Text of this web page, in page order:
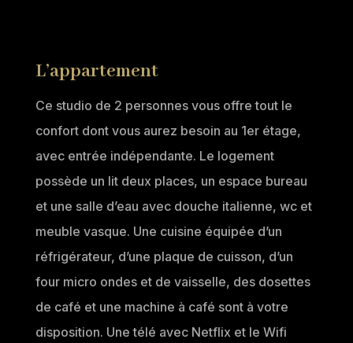
L’appartement
Ce studio de 2 personnes vous offre tout le
confort dont vous aurez besoin au 1er étage,
avec entrée indépendante. Le logement
possède un lit deux places, un espace bureau
et une salle d’eau avec douche italienne, wc et
meuble vasque. Une cuisine équipée d’un
réfrigérateur, d’une plaque de cuisson, d’un
four micro ondes et de vaisselle, des dosettes
de café et une machine à café sont à votre
disposition. Une télé avec Netflix et le Wifi